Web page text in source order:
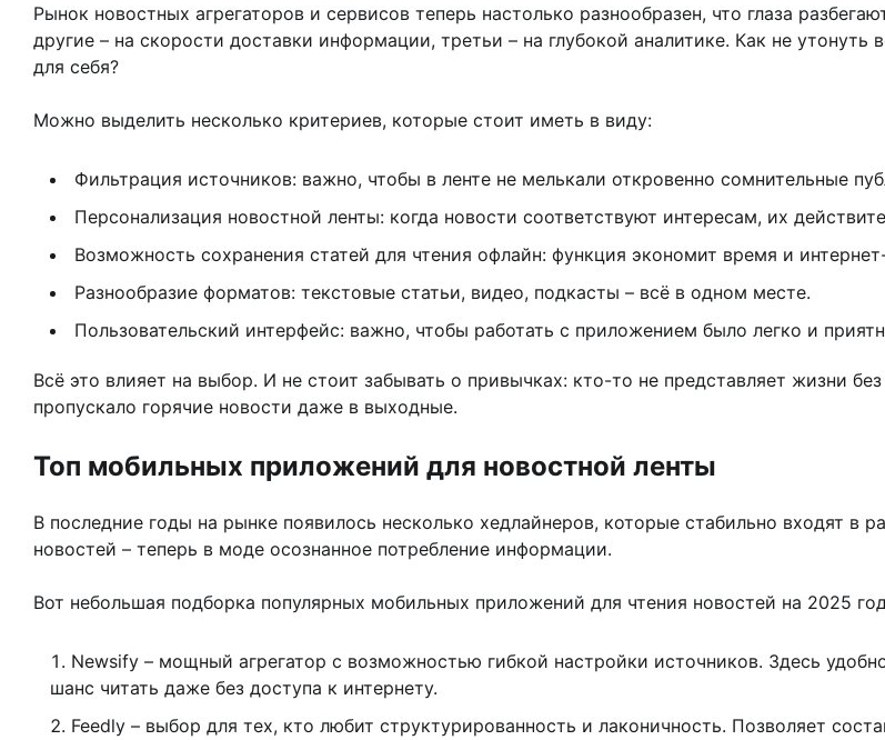
Рынок новостных агрегаторов и сервисов теперь настолько разнообразен, что глаза
другие – на скорости доставки информации, третьи – на глубокой аналитике. Как не
для себя?
Можно выделить несколько критериев, которые стоит иметь в виду:
Фильтрация источников: важно, чтобы в ленте не мелькали откровенно сомнительные
Персонализация новостной ленты: когда новости соответствуют интересам, их
Возможность сохранения статей для чтения офлайн: функция экономит время и
Разнообразие форматов: текстовые статьи, видео, подкасты – всё в одном месте.
Пользовательский интерфейс: важно, чтобы работать с приложением было легко и
Всё это влияет на выбор. И не стоит забывать о привычках: кто-то не представляет жизни
пропускало горячие новости даже в выходные.
Топ мобильных приложений для новостной ленты
В последние годы на рынке появилось несколько хедлайнеров, которые стабильно входят в
новостей – теперь в моде осознанное потребление информации.
Вот небольшая подборка популярных мобильных приложений для чтения новостей на 2025
Newsify – мощный агрегатор с возможностью гибкой настройки источников. Здесь
шанс читать даже без доступа к интернету.
Feedly – выбор для тех, кто любит структурированность и лаконичность. Позволяет